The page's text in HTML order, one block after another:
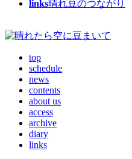
links晴れ豆のつながり
top
schedule
news
contents
about us
access
archive
diary
links